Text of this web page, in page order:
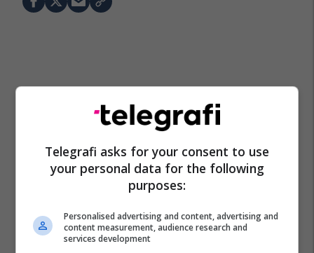
Telegrafi asks for your consent to use
your personal data for the following
purposes:
Personalised advertising and content, advertising and
content measurement, audience research and
services development